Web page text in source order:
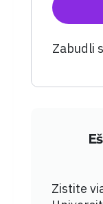
Zabudli
Zistite